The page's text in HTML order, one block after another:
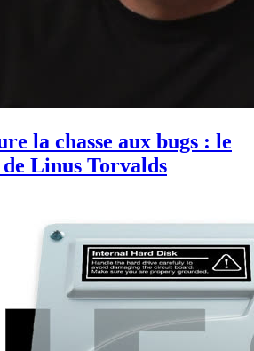
la chasse aux bugs : le
Linus Torvalds